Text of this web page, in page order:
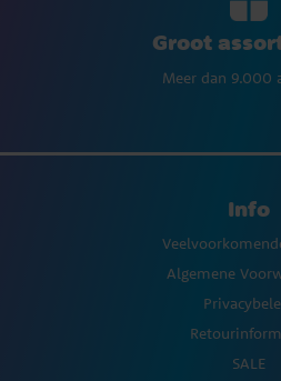
Groot
Meer dan 9.000
Info
Algemene
SALE